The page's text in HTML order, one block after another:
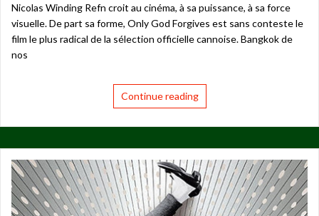
Nicolas Winding Refn croit au cinéma, à sa puissance, à sa force
visuelle. De part sa forme, Only God Forgives est sans conteste le
film le plus radical de la sélection officielle cannoise. Bangkok de
nos
Continue reading